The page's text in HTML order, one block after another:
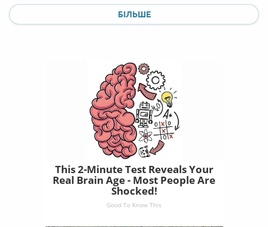
БІЛЬШЕ
This 2-Minute Test Reveals Your
Real Brain Age - Most People Are
Shocked!
Good To Know This